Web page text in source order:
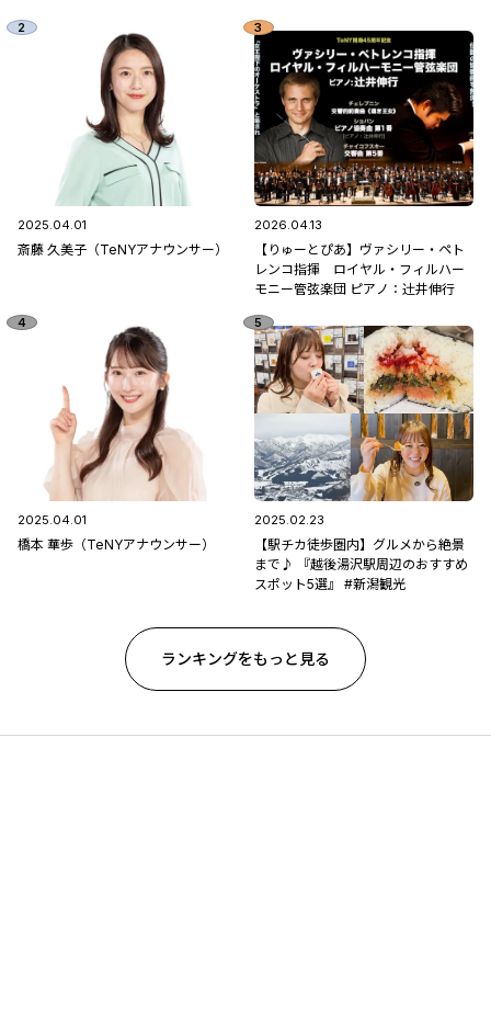
2025.04.01
斎藤 久美子（TeNYアナウンサー）
2026.04.13
【りゅーとぴあ】ヴァシリー・ペト
レンコ指揮 ロイヤル・フィルハー
モニー管弦楽団 ピアノ：辻󠄀井伸行
2025.04.01
橋本 華歩（TeNYアナウンサー）
2025.02.23
【駅チカ徒歩圏内】グルメから絶景
まで♪ 『越後湯沢駅周辺のおすすめ
スポット5選』 #新潟観光
ランキングをもっと見る